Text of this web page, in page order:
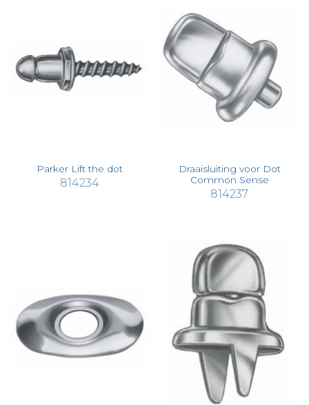
Parker Lift the dot
814234
Draaisluiting voor Dot
Common Sense
814237